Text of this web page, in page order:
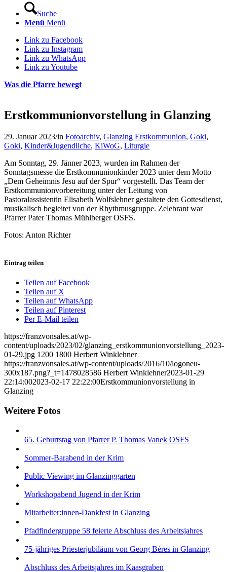
Suche
Menü Menü
Link zu Facebook
Link zu Instagram
Link zu WhatsApp
Link zu Youtube
Was die Pfarre bewegt
Erstkommunionvorstellung in Glanzing
29. Januar 2023/in Fotoarchiv, Glanzing Erstkommunion, Goki,
Goki, Kinder&Jugendliche, KiWoG, Liturgie
Am Sonntag, 29. Jänner 2023, wurden im Rahmen der
Sonntagsmesse die Erstkommunionkinder 2023 unter dem Motto
„Dem Geheimnis Jesu auf der Spur“ vorgestellt. Das Team der
Erstkommunionvorbereitung unter der Leitung von
Pastoralassistentin Elisabeth Wolfslehner gestaltete den Gottesdienst,
musikalisch begleitet von der Rhythmusgruppe. Zelebrant war
Pfarrer Pater Thomas Mühlberger OSFS.
Fotos: Anton Richter
Eintrag teilen
Teilen auf Facebook
Teilen auf X
Teilen auf WhatsApp
Teilen auf Pinterest
Per E-Mail teilen
https://franzvonsales.at/wp-
content/uploads/2023/02/glanzing_erstkommunionvorstellung_2023-
01-29.jpg 1200 1800 Herbert Winklehner
https://franzvonsales.at/wp-content/uploads/2016/10/logoneu-
300x187.png?_t=1478028586 Herbert Winklehner2023-01-29
22:14:002023-02-17 22:22:00Erstkommunionvorstellung in
Glanzing
Weitere Fotos
65. Geburtstag von Pfarrer P. Thomas Vanek OSFS
Sommer-Barabend in der Krim
Public Viewing im Glanzinggarten
Workshopabend Jugend in der Krim
Mitarbeiter:innen-Dankfest in Glanzing
Pfadfindergruppe 58 feierte Abschluss des Arbeitsjahres
75-jähriges Priesterjubiläum von Georg Béres in Glanzing
Abschluss des Arbeitsjahres im Kaasgraben